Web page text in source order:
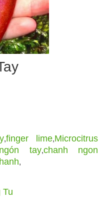
,finger lime,Microcitrus
tay,chanh ngon
,
Tu